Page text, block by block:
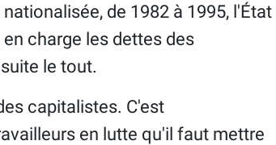
de 1982 à 1995, l'État
charge les dettes des
le tout.
capitalistes. C'est
en lutte qu'il faut mettre